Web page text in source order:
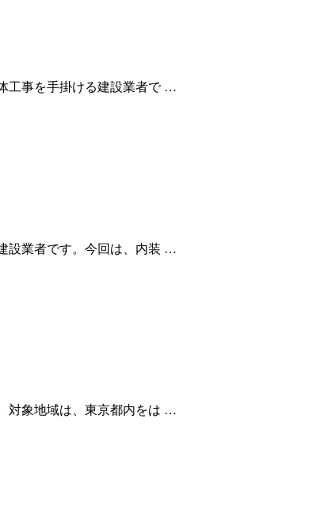
工事を手掛ける建設業者で …
設業者です。今回は、内装 …
対象地域は、東京都内をは …